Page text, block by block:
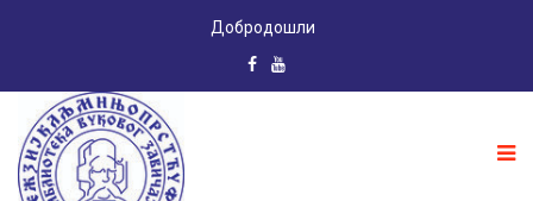
Добродошли